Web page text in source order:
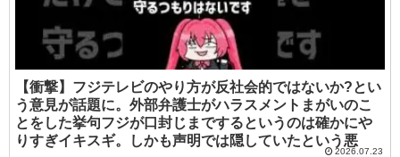
【衝撃】フジテレビのやり方が反社会的ではないか?とい
う意見が話題に。外部弁護士がハラスメントまがいのこ
とをした挙句フジが口封じまでするというのは確かにや
りすぎイキスギ。しかも声明では隠していたという悪
2026.07.23